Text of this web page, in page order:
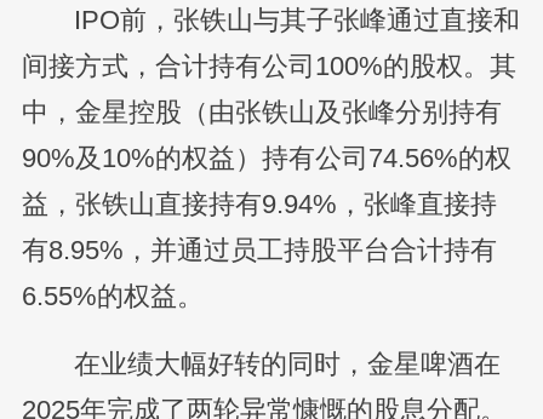
IPO前，张铁山与其子张峰通过直接和
间接方式，合计持有公司100%的股权。其
中，金星控股（由张铁山及张峰分别持有
90%及10%的权益）持有公司74.56%的权
益，张铁山直接持有9.94%，张峰直接持
有8.95%，并通过员工持股平台合计持有
6.55%的权益。
在业绩大幅好转的同时，金星啤酒在
2025年完成了两轮异常慷慨的股息分配。